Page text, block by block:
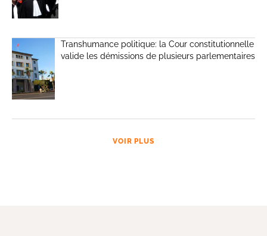
Transhumance politique: la Cour constitutionnelle
valide les démissions de plusieurs parlementaires
VOIR PLUS